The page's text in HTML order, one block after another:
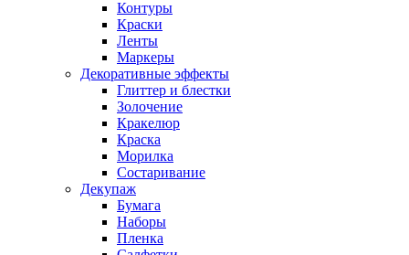
Контуры
Краски
Ленты
Маркеры
Декоративные эффекты
Глиттер и блестки
Золочение
Кракелюр
Краска
Морилка
Состаривание
Декупаж
Бумага
Наборы
Пленка